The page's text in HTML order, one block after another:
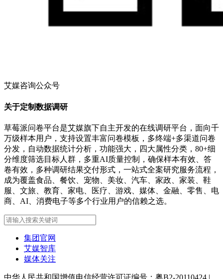
艾媒咨询公众号
关于定制数据调研
草莓派问卷平台是艾媒旗下自主开发的在线调研平台，面向千
万级样本用户，支持设置丰富问卷模板，多终端+多渠道问卷
分发，自动数据统计分析，功能强大，四大属性分类，80+细
分维度筛选目标人群，多重AI质量控制，确保样本有效、答
卷有效，多种调研结果交付形式，一站式全案研究服务流程，
成为覆盖食品、餐饮、宠物、美妆、汽车、家政、家装、鞋
服、文旅、教育、家电、医疗、游戏、媒体、金融、零售、电
商、AI、消费电子等多个行业用户的信赖之选。
集团官网
艾媒智库
媒体关注
中华人民共和国增值电信经营许可证编号：粤B2-20110424 |